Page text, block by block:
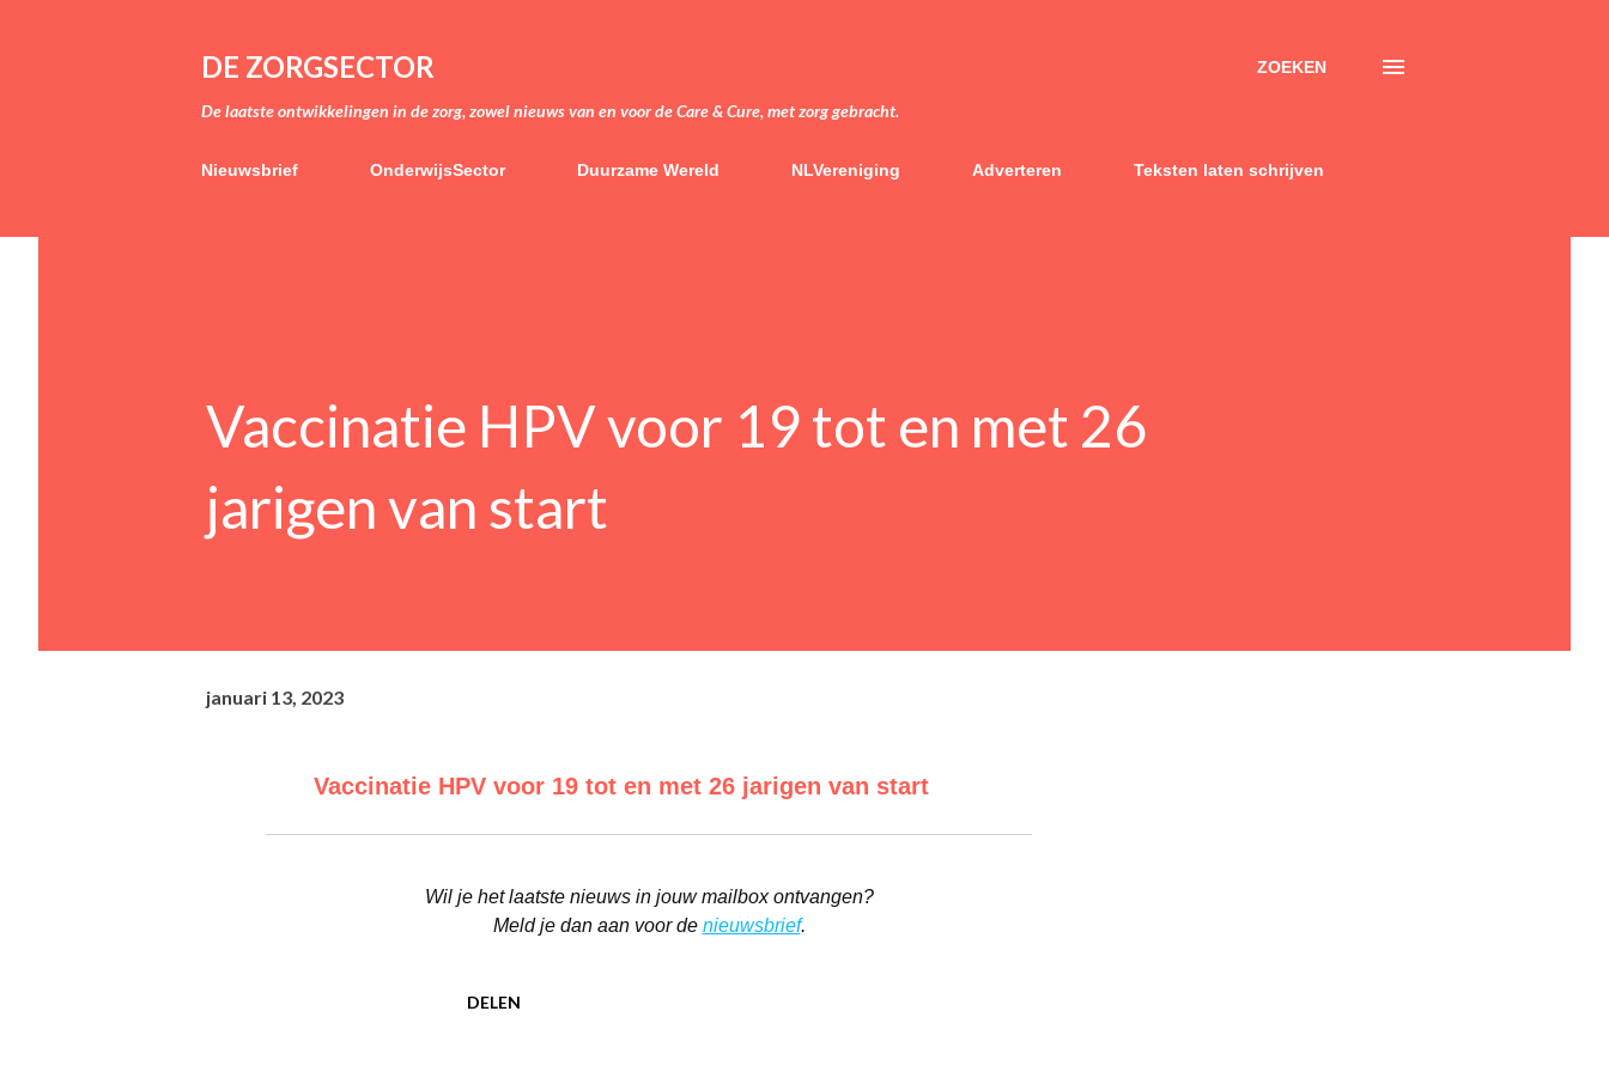
DE ZORGSECTOR
De laatste ontwikkelingen in de zorg, zowel nieuws van en voor de Care & Cure, met zorg gebracht.
ZOEKEN
Nieuwsbrief OnderwijsSector Duurzame Wereld NLVereniging Adverteren Teksten laten schrijven
Vaccinatie HPV voor 19 tot en met 26
jarigen van start
januari 13, 2023
Vaccinatie HPV voor 19 tot en met 26 jarigen van start
Wil je het laatste nieuws in jouw mailbox ontvangen?
Meld je dan aan voor de nieuwsbrief.
DELEN